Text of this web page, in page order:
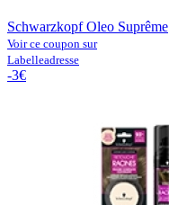
Schwarzkopf Oleo Suprême
Voir ce coupon sur
Labelleadresse
-3€